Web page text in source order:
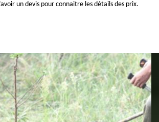
un devis pour connaitre les détails des prix.